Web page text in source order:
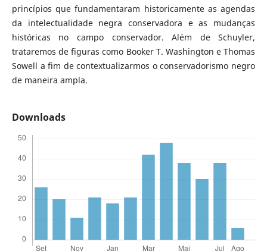
princípios que fundamentaram historicamente as agendas
da intelectualidade negra conservadora e as mudanças
históricas no campo conservador. Além de Schuyler,
trataremos de figuras como Booker T. Washington e Thomas
Sowell a fim de contextualizarmos o conservadorismo negro
de maneira ampla.
Downloads